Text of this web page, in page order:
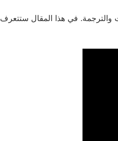
والترجمة. في هذا المقال ستتعرف